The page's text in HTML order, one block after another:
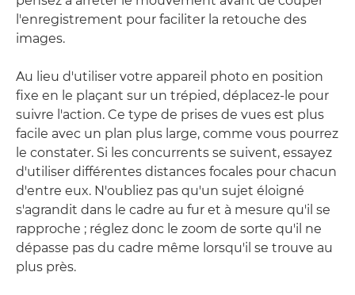
l'enregistrement pour faciliter la retouche des
images.
Au lieu d'utiliser votre appareil photo en position
fixe en le plaçant sur un trépied, déplacez-le pour
suivre l'action. Ce type de prises de vues est plus
facile avec un plan plus large, comme vous pourrez
le constater. Si les concurrents se suivent, essayez
d'utiliser différentes distances focales pour chacun
d'entre eux. N'oubliez pas qu'un sujet éloigné
s'agrandit dans le cadre au fur et à mesure qu'il se
rapproche ; réglez donc le zoom de sorte qu'il ne
dépasse pas du cadre même lorsqu'il se trouve au
plus près.